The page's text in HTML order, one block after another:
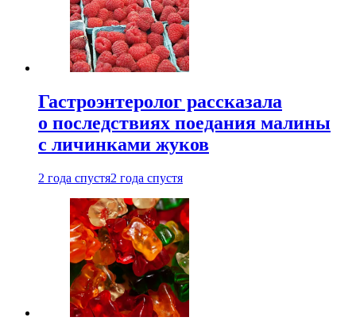
Гастроэнтеролог рассказала
о последствиях поедания малины
с личинками жуков
2 года спустя2 года спустя